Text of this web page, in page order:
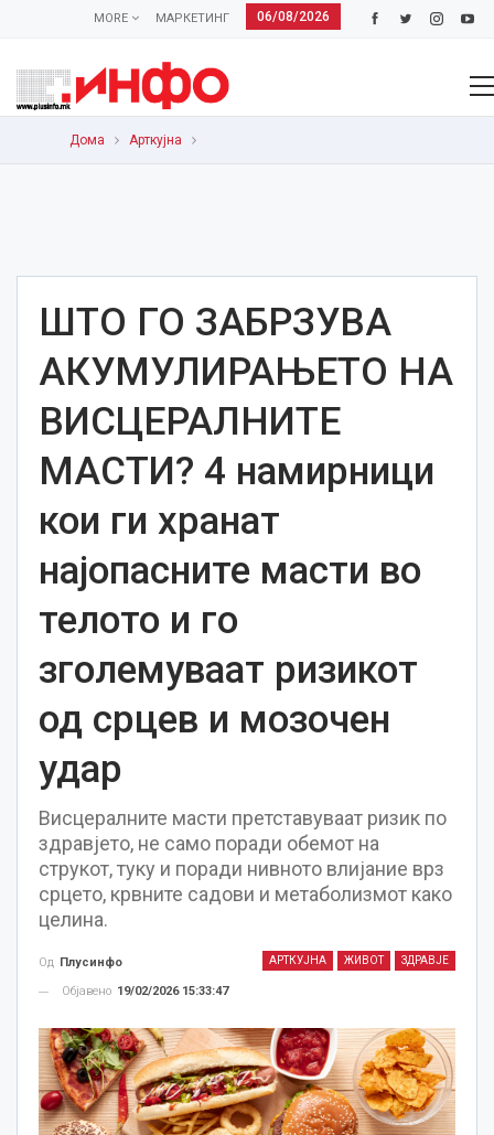
06/08/2026
МАРКЕТИНГ
MORE
Дома Арткујна
ШТО ГО ЗАБРЗУВА
АКУМУЛИРАЊЕТО НА
ВИСЦЕРАЛНИТЕ
МАСТИ? 4 намирници
кои ги хранат
најопасните масти во
телото и го
зголемуваат ризикот
од срцев и мозочен
удар
Висцералните масти претставуваат ризик по
здравјето, не само поради обемот на
струкот, туку и поради нивното влијание врз
срцето, крвните садови и метаболизмот како
целина.
АРТКУЈНА ЖИВОТ ЗДРАВЈЕ
Од Плусинфо
Објавено 19/02/2026 15:33:47